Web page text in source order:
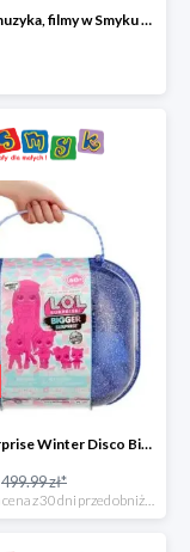
Książki, muzyka, filmy w Smyku do -80%
L.O.L. Surprise Winter Disco Bigger Surprise Zestaw laleczek w walizce -40%
499.99 zł*